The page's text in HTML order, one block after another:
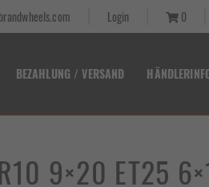
Login 0
BEZAHLUNG / VERSAND
9×20 ET25